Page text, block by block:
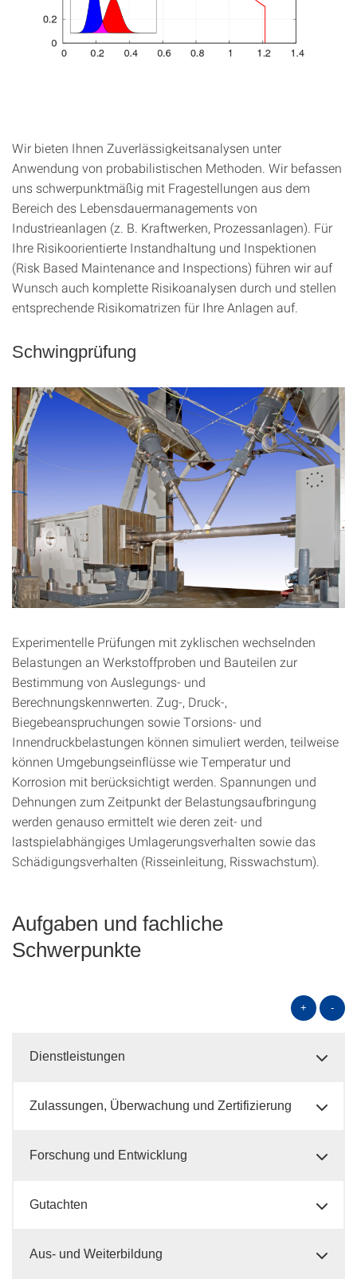
Wir bieten Ihnen Zuverlässigkeitsanalysen unter
Anwendung von probabilistischen Methoden. Wir befassen
uns schwerpunktmäßig mit Fragestellungen aus dem
Bereich des Lebensdauermanagements von
Industrieanlagen (z. B. Kraftwerken, Prozessanlagen). Für
Ihre Risikoorientierte Instandhaltung und Inspektionen
(Risk Based Maintenance and Inspections) führen wir auf
Wunsch auch komplette Risikoanalysen durch und stellen
entsprechende Risikomatrizen für Ihre Anlagen auf.
Schwingprüfung
Experimentelle Prüfungen mit zyklischen wechselnden
Belastungen an Werkstoffproben und Bauteilen zur
Bestimmung von Auslegungs- und
Berechnungskennwerten. Zug-, Druck-,
Biegebeanspruchungen sowie Torsions- und
Innendruckbelastungen können simuliert werden, teilweise
können Umgebungseinflüsse wie Temperatur und
Korrosion mit berücksichtigt werden. Spannungen und
Dehnungen zum Zeitpunkt der Belastungsaufbringung
werden genauso ermittelt wie deren zeit- und
lastspielabhängiges Umlagerungsverhalten sowie das
Schädigungsverhalten (Risseinleitung, Risswachstum).
Aufgaben und fachliche
Schwerpunkte
+ -
Dienstleistungen
Zulassungen, Überwachung und Zertifizierung
Forschung und Entwicklung
Gutachten
Aus- und Weiterbildung